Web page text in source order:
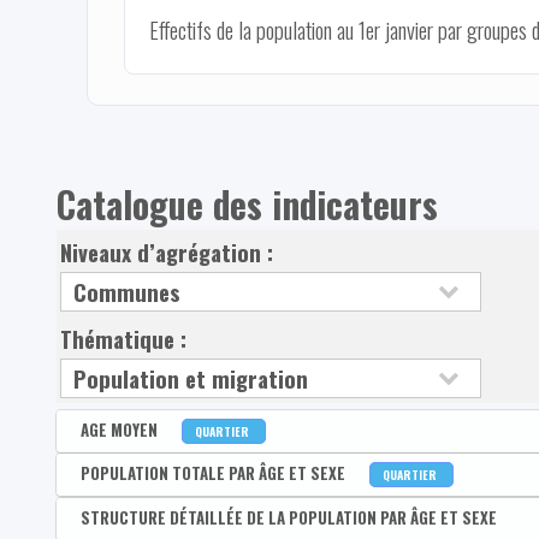
Effectifs de la population au 1er janvier par groupes
Catalogue des indicateurs
Niveaux d’agrégation :
Thématique :
AGE MOYEN QUARTIER
Disponible par :Commune - Arrondissement - Province - Bassin EFE -
Age moyen de la population
POPULATION TOTALE PAR ÂGE ET SEXE QUARTIER
Disponible par :Commune - Arrondissement - Province - Bassin EFE -
STRUCTURE DÉTAILLÉE DE LA POPULATION PAR ÂGE ET SEXE